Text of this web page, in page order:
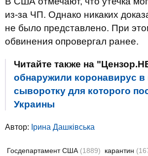
из-за ЧП. Однако никаких
не было представлено. При
обвинения опровергал ранее.
Читайте также на
обнаружили коронавирус
сыворотку для которого
Украины
Автор: Ірина Дашківська
Госдепартамент США (1889) карантин